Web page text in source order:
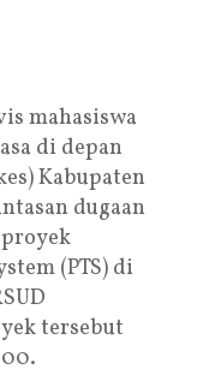
mahasiswa
di depan
Kabupaten
dugaan
(PTS) di
tersebut